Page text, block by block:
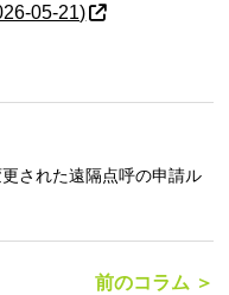
05-21)
された遠隔点呼の申請ル
前のコラム ＞